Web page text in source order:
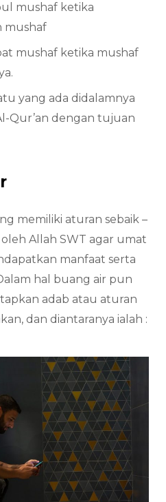
mushaf ketika
mushaf
mushaf ketika mushaf
yang ada didalamnya
Qur’an dengan tujuan
memiliki aturan sebaik –
Allah SWT agar umat
manfaat serta
hal buang air pun
adab atau aturan
dan diantaranya ialah :